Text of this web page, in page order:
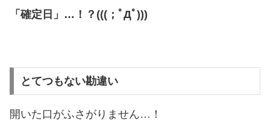
「確定日」…！？(((；ﾟДﾟ)))
とてつもない勘違い
開いた口がふさがりません…！